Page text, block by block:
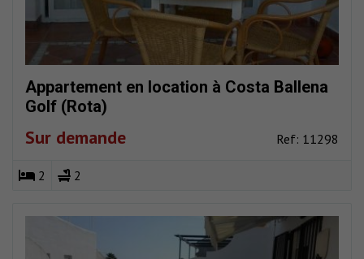
Appartement en location à Costa Ballena
Golf (Rota)
Sur demande Ref: 11298
2 2